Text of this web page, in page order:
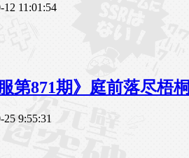
12 11:01:54
服第871期》庭前落尽梧桐
25 9:55:31